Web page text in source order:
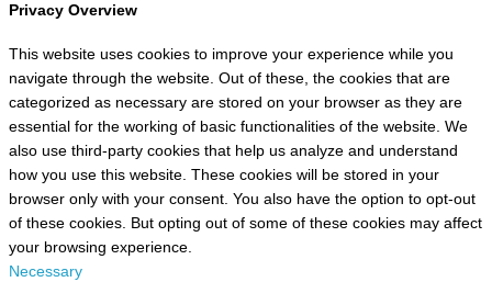
Privacy Overview
This website uses cookies to improve your experience while you
navigate through the website. Out of these, the cookies that are
categorized as necessary are stored on your browser as they are
essential for the working of basic functionalities of the website. We
also use third-party cookies that help us analyze and understand
how you use this website. These cookies will be stored in your
browser only with your consent. You also have the option to opt-out
of these cookies. But opting out of some of these cookies may affect
your browsing experience.
Necessary